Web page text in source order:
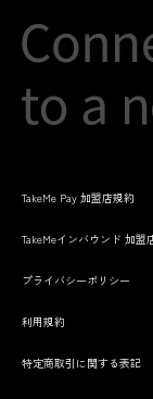
TakeMe Pay 加盟店規約
TakeMeインバウンド 加盟
プライバシーポリシー
利用規約
特定商取引に関する表記